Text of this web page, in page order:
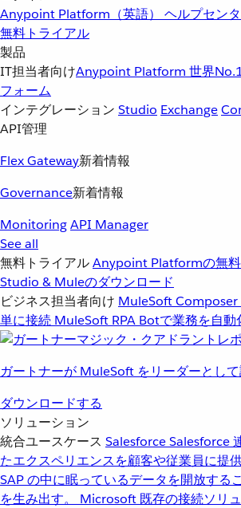
Anypoint Platform（英語） ヘルプセンタ
無料トライアル
製品
IT担当者向けAnypoint Platform 世界
フォーム
インテグレーション Studio Exchange
API管理
Flex Gateway新着情報
Governance新着情報
MonitoringAPI Manager
See all
無料トライアルAnypoint Platformの無
Studio & Muleのダウンロード
ビジネス担当者向け MuleSoft Composer
単に接続 MuleSoft RPA Botで業務を自動
ガートナーが MuleSoft をリーダーとし
ダウンロードする
ソリューション
統合ユースケース SalesforceSalesforce
たエクスペリエンスを顧客や従業員に提
SAP の中に眠っているデータを開放する
を生み出す。
Microsoft 既存の接続ソリ